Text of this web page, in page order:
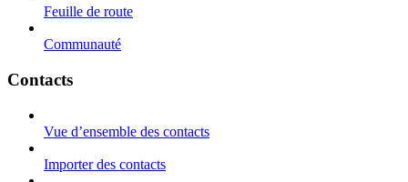
Feuille de route
Communauté
Contacts
Vue d’ensemble des contacts
Importer des contacts